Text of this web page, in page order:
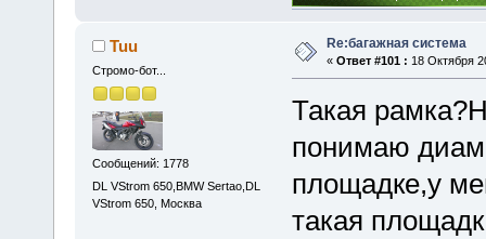
Tuu
Стромо-бот...
Сообщений: 1778
DL VStrom 650,BMW Sertao,DL
VStrom 650, Москва
Re:багажная система
« Ответ #101 : 18 Октября
Такая
понимаю
площадке,у
такая